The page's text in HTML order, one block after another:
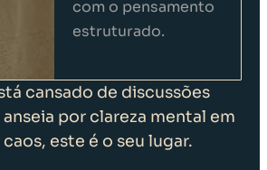
com o pensamento
estruturado.
cansado de discussões
por clareza mental em
este é o seu lugar.